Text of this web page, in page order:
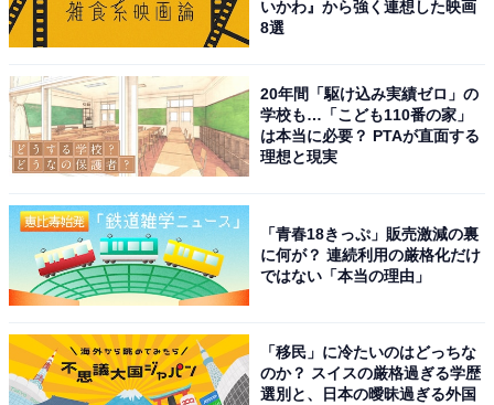
いかわ』から強く連想した映画
8選
20年間「駆け込み実績ゼロ」の
学校も…「こども110番の家」
は本当に必要？ PTAが直面する
理想と現実
「青春18きっぷ」販売激減の裏
に何が？ 連続利用の厳格化だけ
ではない「本当の理由」
「移民」に冷たいのはどっちな
のか？ スイスの厳格過ぎる学歴
選別と、日本の曖昧過ぎる外国